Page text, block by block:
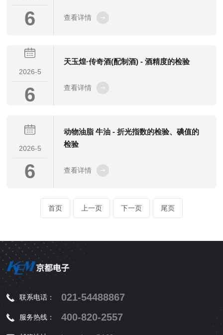
6 查看详情
2026-5
6
天玉煌·传奇酒(配制酒) - 酒精度的检验
查看详情
2026-5
6
动物油脂 牛油 - 折光指数的检验、碘值的
检验
查看详情
首页 上一页 下一页 尾页
联系电话： 021-54488867
服务热线： 400-820-2557